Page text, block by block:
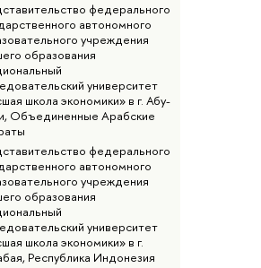
федерального
автономного
учреждения
образования
университет
школа экономики» в г. Абу-
Объединенные Арабские
федерального
автономного
учреждения
образования
университет
школа экономики» в г.
Республика Индонезия